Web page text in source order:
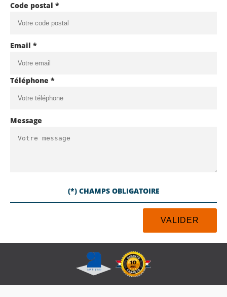
Code postal *
Email *
Téléphone *
Message
(*) CHAMPS OBLIGATOIRE